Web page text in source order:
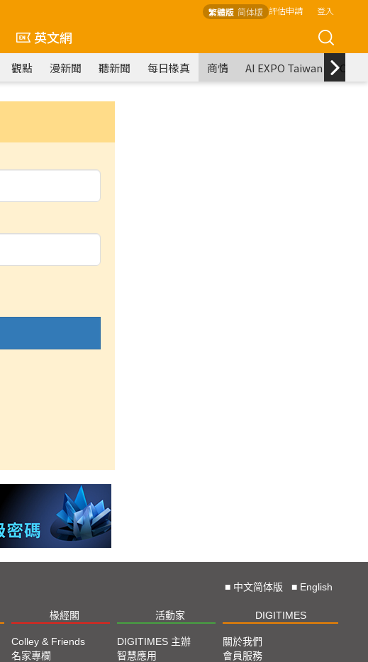
繁體版 简体版 評估申請 登入
英文網
觀點 漫新聞 聽新聞 每日椽真 商情 AI EXPO Taiwan
■ 中文简体版 ■ English
椽經閣 活動家 DIGITIMES
Colley & Friends
名家專欄
DIGITIMES 主辦
智慧應用
關於我們
會員服務